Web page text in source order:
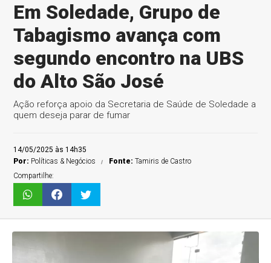
Em Soledade, Grupo de
Tabagismo avança com
segundo encontro na UBS
do Alto São José
Ação reforça apoio da Secretaria de Saúde de Soledade a
quem deseja parar de fumar
14/05/2025 às 14h35
Por: Políticas & Negócios Fonte:Tamiris de Castro
Compartilhe: